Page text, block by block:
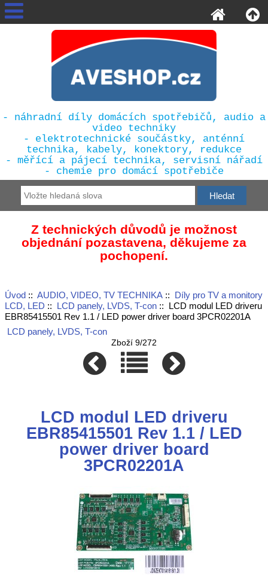
- náhradní díly domácích spotřebičů, audio a
video techniky
- elektrotechnické součástky, anténní
technika, kabely, konektory, redukce
- měřící a pájecí technika, servisní nářadí
- chemie pro domácí spotřebiče
Z technických důvodů je možnost
objednání pozastavena, děkujeme za
pochopení.
Úvod:: AUDIO, VIDEO, TV TECHNIKA:: Díly pro TV a monitory
LCD, LED :: LCD panely, LVDS, T-con:: LCD modul LED driveru
EBR85415501 Rev 1.1 / LED power driver board 3PCR02201A
LCD panely, LVDS, T-con
Zboží 9/272
LCD modul LED driveru
EBR85415501 Rev 1.1 / LED
power driver board
3PCR02201A